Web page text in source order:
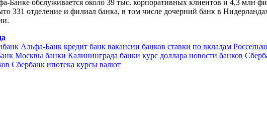
Банке обслуживается около 39 тыс. корпоративных клиентов и 4,3 млн
331 отделение и филиал банка, в том числе дочерний банк в
Альфа-Банк кредит банк вакансии банков ставки по вкладам
Москвы банки Калининграда банки курс доллара новости банков
Сбербанк ипотека курсы валют